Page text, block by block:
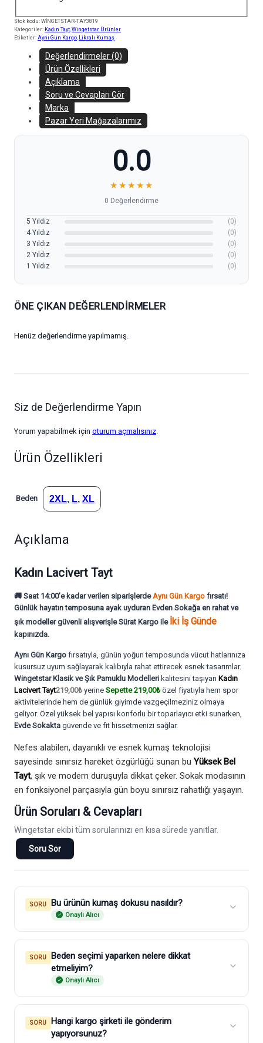
Stok kodu: WİNGETSTAR-TAY3819
Kategoriler: Kadın Tayt, Wingetstar Ürünler
Etiketler: Aynı Gün Kargo, Likralı Kumaş
Değerlendirmeler (0)
Ürün Özellikleri
Açıklama
Soru ve Cevapları Gör
Marka
Pazar Yeri Mağazalarımız
0.0
★ ★ ★ ★ ★
0 Değerlendirme
5 Yıldız
(0)
4 Yıldız
(0)
3 Yıldız
(0)
2 Yıldız
(0)
1 Yıldız
(0)
ÖNE ÇIKAN DEĞERLENDIRMELER
Henüz değerlendirme yapılmamış.
Siz de Değerlendirme Yapın
Yorum yapabilmek için oturum açmalısınız.
Ürün Özellikleri
Beden 2XL, L, XL
Açıklama
Kadın Lacivert Tayt
🚚 Saat 14:00’e kadar verilen siparişlerdeAynı Gün Kargo fırsatı!
Günlük hayatın temposuna ayak uyduran Evden Sokağa en rahat ve
şık modellergüvenli alışverişleSürat Kargo ile İki İş Günde
kapınızda.
Aynı Gün Kargo fırsatıyla, günün yoğun temposunda vücut hatlarınıza
kusursuz uyum sağlayarak kalıbıyla rahat ettirecek esnek tasarımlar.
Wingetstar Klasik ve Şık Pamuklu Modelleri kalitesini taşıyan Kadın
Lacivert Tayt219,00₺yerine Sepette 219,00₺özel fiyatıyla hem spor
aktivitelerinde hem de günlük giyimde vazgeçilmeziniz olmaya
geliyor. Özel yüksek bel yapısı konforlu bir toparlayıcı etki sunarken,
Evde Sokakta güvende ve fit hissetmenizi sağlar.
Nefes alabilen, dayanıklı ve esnek kumaş teknolojisi
sayesinde sınırsız hareket özgürlüğü sunan bu Yüksek Bel
Tayt, şık ve modern duruşuyla dikkat çeker. Sokak modasının
en fonksiyonel parçasıyla gün boyu sınırsız rahatlığı yaşayın.
Ürün Soruları & Cevapları
Wingetstar ekibi tüm sorularınızı en kısa sürede yanıtlar.
Soru Sor
SORU Bu ürünün kumaş dokusu nasıldır?
Onaylı Alıcı
SORU
Beden seçimi yaparken nelere dikkat
etmeliyim?
Onaylı Alıcı
SORU
Hangi kargo şirketi ile gönderim
yapıyorsunuz?